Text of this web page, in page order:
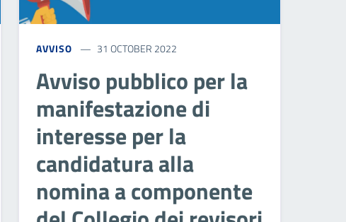
AVVISO 31 OCTOBER 2022
Avviso pubblico per la
manifestazione di
interesse per la
candidatura alla
nomina a componente